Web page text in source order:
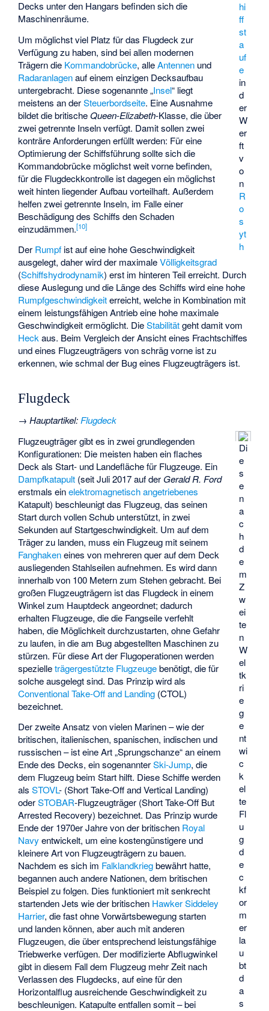
hi
ff
st
a
uf
e
in
d
er
W
er
ft
v
o
n
R
o
s
yt
h
Decks unter den Hangars befinden sich die
Maschinenräume.
Um möglichst viel Platz für das Flugdeck zur
Verfügung zu haben, sind bei allen modernen
Trägern die Kommandobrücke, alleAntennen und
Radaranlagenauf einem einzigen Decksaufbau
untergebracht. Diese sogenannte „Insel“ liegt
meistens an derSteuerbordseite. Eine Ausnahme
bildet die britischeQueen-Elizabeth-Klasse, die über
zwei getrennte Inseln verfügt. Damit sollen zwei
konträre Anforderungen erfüllt werden: Für eine
Optimierung der Schiffsführung sollte sich die
Kommandobrücke möglichst weit vorne befinden,
für die Flugdeckkontrolle ist dagegen ein möglichst
weit hinten liegender Aufbau vorteilhaft. Außerdem
helfen zwei getrennte Inseln, im Falle einer
Beschädigung des Schiffs den Schaden
einzudämmen.[10]
Der Rumpf ist auf eine hohe Geschwindigkeit
ausgelegt, daher wird der maximaleVölligkeitsgrad
(Schiffshydrodynamik) erst im hinteren Teil erreicht. Durch
diese Auslegung und die Länge des Schiffs wird eine hohe
Rumpfgeschwindigkeiterreicht, welche in Kombination mit
einem leistungsfähigen Antrieb eine hohe maximale
Geschwindigkeit ermöglicht. DieStabilitätgeht damit vom
Heckaus. Beim Vergleich der Ansicht eines Frachtschiffes
und eines Flugzeugträgers von schräg vorne ist zu
erkennen, wie schmal der Bug eines Flugzeugträgers ist.
Flugdeck
→Hauptartikel: Flugdeck
Di
e
s
e
n
a
c
h
d
e
m
Z
w
ei
te
n
W
el
tk
ri
e
g
e
nt
wi
c
k
el
te
Fl
u
g
d
e
c
kf
or
m
er
la
u
bt
d
a
s
Flugzeugträger gibt es in zwei grundlegenden
Konfigurationen: Die meisten haben ein flaches
Deck als Start- und Landefläche für Flugzeuge. Ein
Dampfkatapult (seit Juli 2017 auf der Gerald R. Ford
erstmals einelektromagnetisch angetriebenes
Katapult) beschleunigt das Flugzeug, das seinen
Start durch vollen Schub unterstützt, in zwei
Sekunden auf Startgeschwindigkeit. Um auf dem
Träger zu landen, muss ein Flugzeug mit seinem
Fanghakeneines von mehreren quer auf dem Deck
ausliegenden Stahlseilen aufnehmen. Es wird dann
innerhalb von 100 Metern zum Stehen gebracht. Bei
großen Flugzeugträgern ist das Flugdeck in einem
Winkel zum Hauptdeck angeordnet; dadurch
erhalten Flugzeuge, die die Fangseile verfehlt
haben, die Möglichkeit durchzustarten, ohne Gefahr
zu laufen, in die am Bug abgestellten Maschinen zu
stürzen. Für diese Art der Flugoperationen werden
spezielleträgergestützte Flugzeugebenötigt, die für
solche ausgelegt sind. Das Prinzip wird als
Conventional Take-Off and Landing (CTOL)
bezeichnet.
Der zweite Ansatz von vielen Marinen – wie der
britischen, italienischen, spanischen, indischen und
russischen – ist eine Art „Sprungschanze“ an einem
Ende des Decks, ein sogenannterSki-Jump, die
dem Flugzeug beim Start hilft. Diese Schiffe werden
alsSTOVL- (Short Take-Off and Vertical Landing)
oderSTOBAR-Flugzeugträger (Short Take-Off But
Arrested Recovery) bezeichnet. Das Prinzip wurde
Ende der 1970er Jahre von der britischen Royal
Navy entwickelt, um eine kostengünstigere und
kleinere Art von Flugzeugträgern zu bauen.
Nachdem es sich im Falklandkriegbewährt hatte,
begannen auch andere Nationen, dem britischen
Beispiel zu folgen. Dies funktioniert mit senkrecht
startenden Jets wie der britischen Hawker Siddeley
Harrier, die fast ohne Vorwärtsbewegung starten
und landen können, aber auch mit anderen
Flugzeugen, die über entsprechend leistungsfähige
Triebwerke verfügen. Der modifizierte Abflugwinkel
gibt in diesem Fall dem Flugzeug mehr Zeit nach
Verlassen des Flugdecks, auf eine für den
Horizontalflug ausreichende Geschwindigkeit zu
beschleunigen. Katapulte entfallen somit – bei